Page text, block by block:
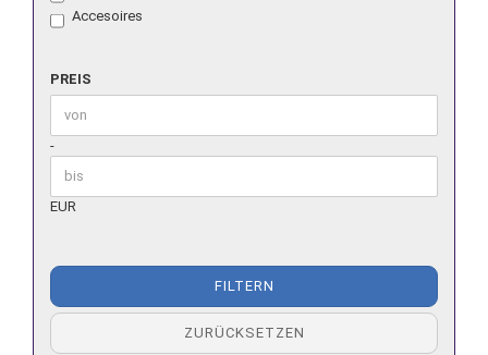
Accesoires
PREIS
PREIS
Preis bis
-
EUR
FILTERN
ZURÜCKSETZEN